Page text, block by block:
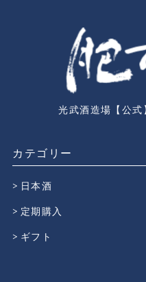
光武酒造場【公
カテゴリー
日本酒
定期購入
ギフト